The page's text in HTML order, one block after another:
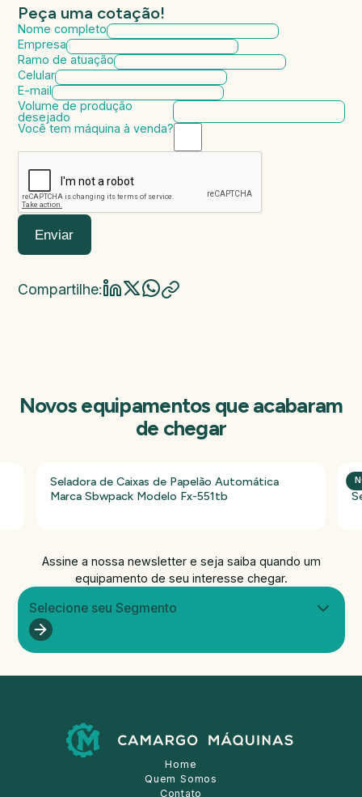
Peça uma cotação!
Nome completo
Empresa
Ramo de atuação
Celular
E-mail
Volume de produção
desejado
Você tem máquina à venda?
Marca da máquina
Modelo da máquina
Ano de fabricação
Valor da máquina
Enviar
Compartilhe:
Novos equipamentos que acabaram
de chegar
Seladora de Caixas de Papelão Automática
Marca Sbwpack Modelo Fx-551tb
Assine a nossa newsletter e seja saiba quando um
equipamento de seu interesse chegar.
Selecione seu Segmento
Home
Quem Somos
Contato